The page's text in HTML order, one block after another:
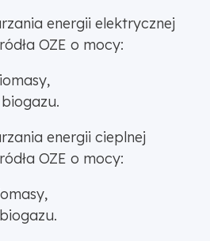
energii elektrycznej
OZE o mocy:
energii cieplnej
OZE o mocy: